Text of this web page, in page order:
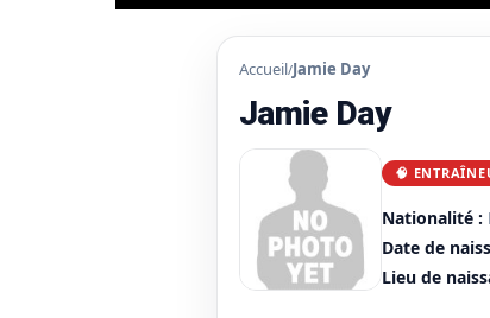
Accueil/Jamie Day
Jamie Day
🧠
Nationalité :
Date de
Lieu de